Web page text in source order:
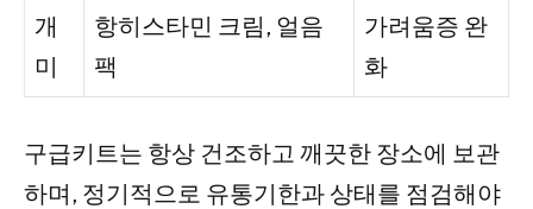
개
미
항히스타민 크림, 얼음
팩
가려움증 완
화
구급키트는 항상 건조하고 깨끗한 장소에 보관
하며, 정기적으로 유통기한과 상태를 점검해야